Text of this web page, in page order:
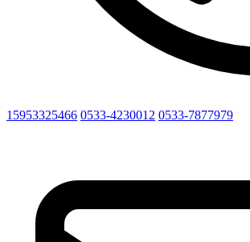
15953325466 0533-4230012 0533-7877979